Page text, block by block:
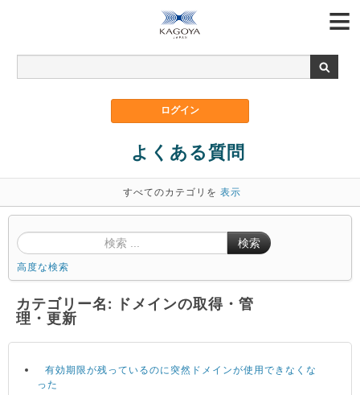
よくある質問
すべてのカテゴリを 表示
検索
高度な検索
カテゴリー名: ドメインの取得・管
理・更新
有効期限が残っているのに突然ドメインが使用できなくな
った